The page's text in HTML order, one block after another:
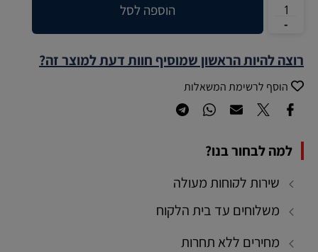
הוספה לסל
רוצה להיות הראשון שמוסיף חוות דעת למוצר זה?
הוסף לרשימת המשאלות
למה לבחור בנו?
שירות לקוחות מעולה
משלוחים עד בית הלקוח
מחירים ללא תחרות